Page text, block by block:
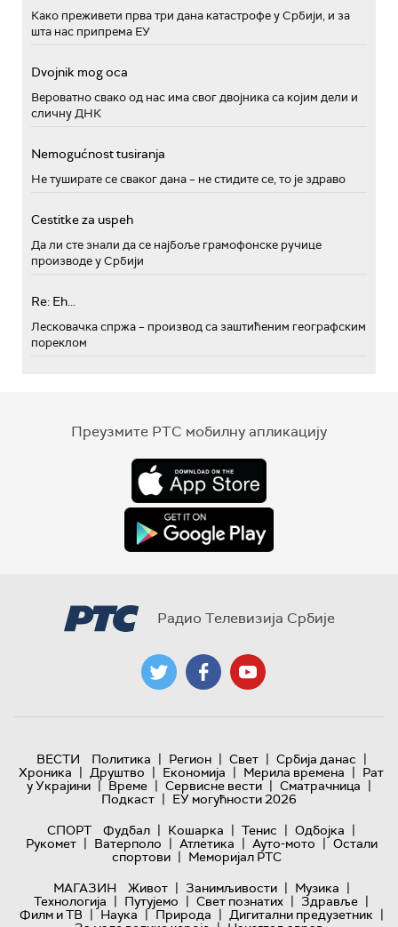
Како преживети прва три дана катастрофе у Србији, и за
шта нас припрема ЕУ
Dvojnik mog oca
Вероватно свако од нас има свог двојника са којим дели и
сличну ДНК
Nemogućnost tusiranja
Не туширате се сваког дана – не стидите се, то је здраво
Cestitke za uspeh
Да ли сте знали да се најбоље грамофонске ручице
производе у Србији
Re: Eh...
Лесковачка спржа – производ са заштићеним географским
пореклом
Преузмите РТС мобилну апликацију
Радио Телевизија Србије
ВЕСТИ Политика | Регион | Свет | Србија данас |
Хроника | Друштво | Економија | Мерила времена | Рат
у Украјини | Време | Сервисне вести | Сматрачница |
Подкаст | ЕУ могућности 2026
СПОРТ
Фудбал | Кошарка | Тенис | Одбојка |
Рукомет | Ватерполо | Атлетика | Ауто-мото | Остали
спортови | Меморијал РТС
МАГАЗИН
Живот | Занимљивости | Музика |
Технологијa | Путујемо | Свет познатих | Здравље |
Филм и ТВ | Наука | Природа | Дигитални предузетник |